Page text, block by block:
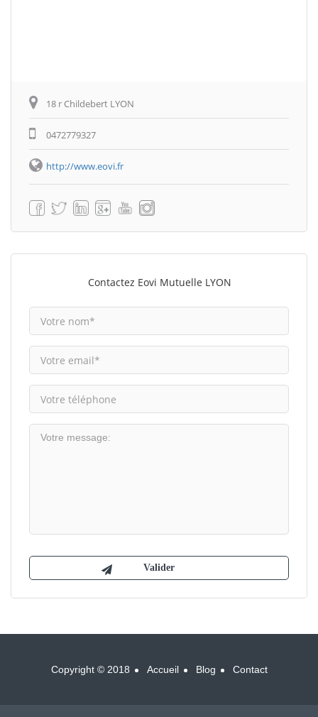
18 r Childebert LYON
0472779327
http://www.eovi.fr
Contactez Eovi Mutuelle LYON
Copyright © 2018 Accueil Blog Contact